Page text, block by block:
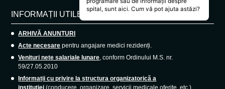
INFORMAȚII UTILE
ARHIVĂ ANUNȚURI
Acte necesare pentru angajare medici rezidenți.
Venituri nete salariale lunare, conform Ordinului M.S. nr.
59/27.05.2010
Informații cu privire la structura organizatorică a
instituției (conducere, organizare, servicii medicale oferite, etc.)